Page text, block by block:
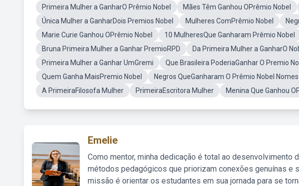
Primeira Mulher a GanharO Prêmio Nobel Mães Têm Ganhou OPrêmio Nobel
Única Mulher a GanharDois Premios Nobel
Mulheres ComPrêmio Nobel
Marie Curie Ganhou OPrêmio Nobel
10 MulheresQue Ganharam Prêmio Nobel
Bruna Primeira Mulher a Ganhar PremioRPD
Da Primeira Mulher a GanharO
Primeira Mulher a Ganhar UmGremi
Que Brasileira PoderiaGanhar O Premio
Quem Ganha MaisPremio Nobel
Negros QueGanharam O Prêmio Nobel Nomes
A PrimeiraFilosofa Mulher
PrimeiraEscritora Mulher Menina Que Ganhou
Emelie
Como mentor, minha dedicação é total ao desenvolvimento
métodos pedagógicos que priorizam conexões genuínas e
missão é orientar os estudantes em sua jornada para se